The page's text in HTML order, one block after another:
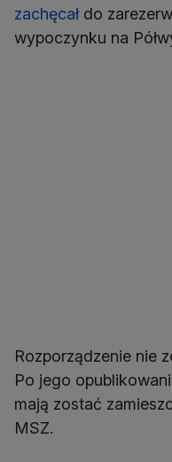
zachęcał do
wypoczynku na
Rozporządzenie nie
Po jego
mają zostać
MSZ.